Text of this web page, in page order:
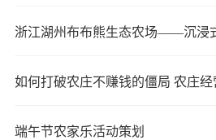
浙江湖州布布熊生态农场——沉浸
如何打破农庄不赚钱的僵局 农庄
端午节农家乐活动策划